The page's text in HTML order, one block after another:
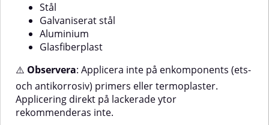
Stål
Galvaniserat stål
Aluminium
Glasfiberplast
⚠️ Observera: Applicera inte på enkomponents (ets-
och antikorrosiv) primers eller termoplaster.
Applicering direkt på lackerade ytor
rekommenderas inte.